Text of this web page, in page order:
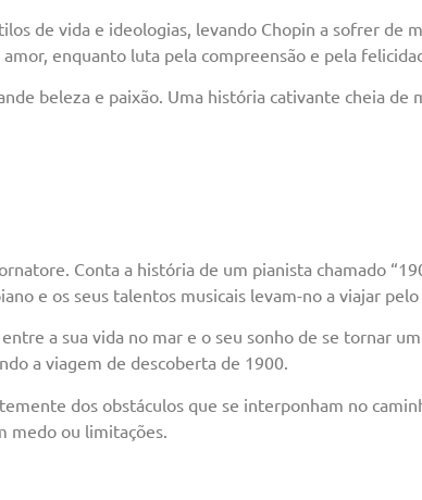
de vida e ideologias, levando Chopin a sofrer de
enquanto luta pela compreensão e pela
beleza e paixão. Uma história cativante cheia de
Conta a história de um pianista chamado
e os seus talentos musicais levam-no a viajar pelo
a sua vida no mar e o seu sonho de se tornar
a viagem de descoberta de 1900.
dos obstáculos que se interponham no
medo ou limitações.